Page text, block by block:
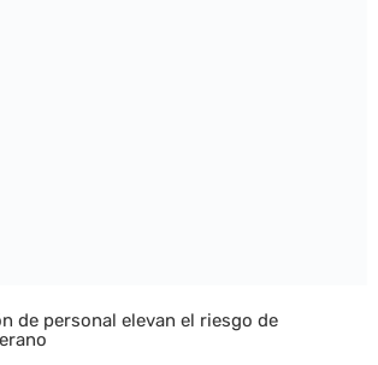
de personal elevan el riesgo de